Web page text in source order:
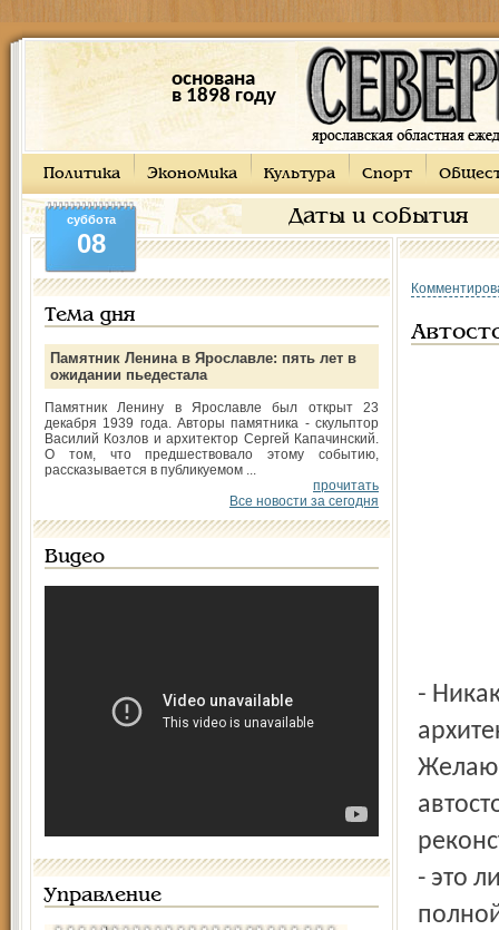
основана
в 1898 году
Политика Экономика Культура Спорт
Даты и события
суббота
08
Тема дня
Памятник Ленина в Ярославле: пять лет в
ожидании пьедестала
Памятник Ленину в Ярославле был открыт 23
декабря 1939 года. Авторы памятника - скульптор
Василий Козлов и архитектор Сергей Капачинский.
О том, что предшествовало этому событию,
рассказывается в публикуемом ...
прочитать
Все новости за сегодня
Видео
Управление
- Никаких документов об этом в главном управлении
- это